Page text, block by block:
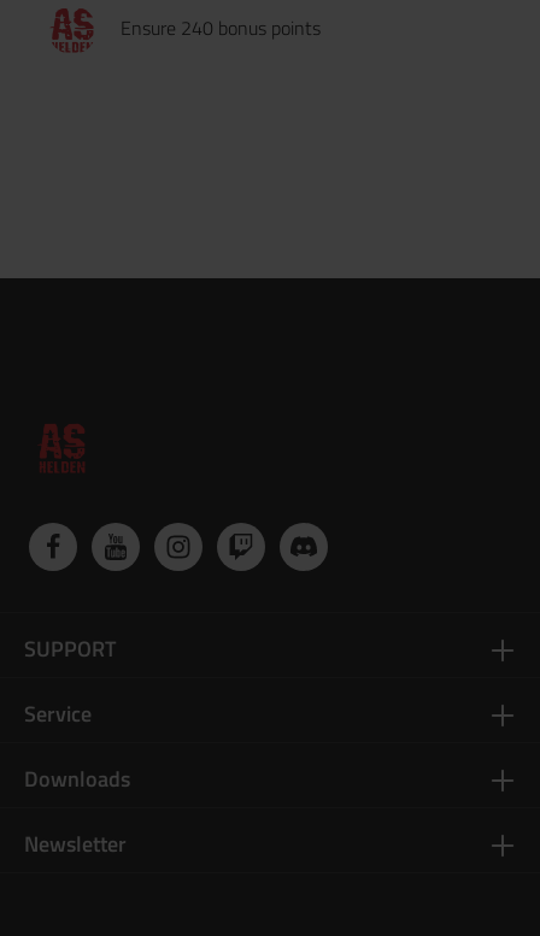
Ensure 240 bonus points
Newsletter
SUPPORT
Service
Downloads